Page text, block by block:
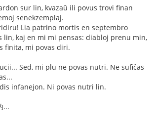
sur lin, kvazaŭ ili povus trovi finan
senekzemplaj.
Lia patrino mortis en septembro
lin, kaj en mi mi pensas: diabloj prenu min,
finita, mi povas diri.
Sed, mi plu ne povas nutri. Ne sufiĉas
infanejon. Ni povas nutri lin.
...